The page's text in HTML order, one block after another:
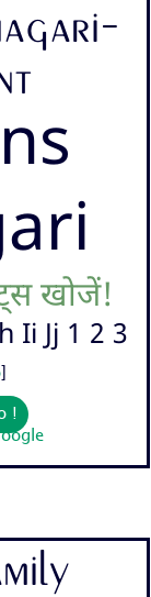
खोजें!
Ii Jj 1 2 3
]
!